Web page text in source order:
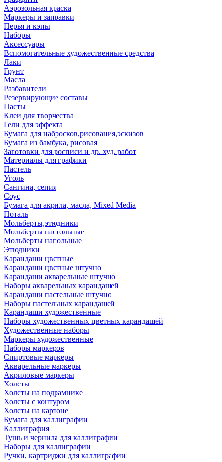
Аэрозольная краска
Маркеры и заправки
Перья и кэпы
Наборы
Аксессуары
Вспомогательные художественные средства
Лаки
Грунт
Масла
Разбавители
Резервирующие составы
Пасты
Клеи для творчества
Гели для эффекта
Бумага для набросков,рисования,эскизов
Бумага из бамбука, рисовая
Заготовки для росписи и др. худ. работ
Материалы для графики
Пастель
Уголь
Сангина, сепия
Соус
Бумага для акрила, масла, Mixed Media
Поталь
Мольберты,этюдники
Мольберты настольные
Мольберты напольные
Этюдники
Карандаши цветные
Карандаши цветные штучно
Карандаши акварельные штучно
Наборы акварельных карандашей
Карандаши пастельные штучно
Наборы пастельных карандашей
Карандаши художественные
Наборы художественных цветных карандашей
Художественные наборы
Маркеры художественные
Наборы маркеров
Спиртовые маркеры
Акварельные маркеры
Акриловые маркеры
Холсты
Холсты на подрамнике
Холсты с контуром
Холсты на картоне
Бумага для каллиграфии
Каллиграфия
Тушь и чернила для каллиграфии
Наборы для каллиграфии
Ручки, картриджи для каллиграфии